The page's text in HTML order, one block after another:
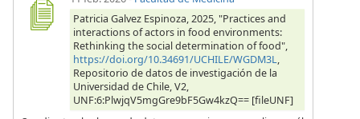
Patricia Galvez Espinoza, 2025, "Practices and
interactions of actors in food environments:
Rethinking the social determination of food",
https://doi.org/10.34691/UCHILE/WGDM3L,
Repositorio de datos de investigación de la
Universidad de Chile, V2,
UNF:6:PlwjqV5mgGre9bF5Gw4kzQ== [fileUNF]